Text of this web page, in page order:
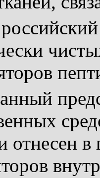
отнесен